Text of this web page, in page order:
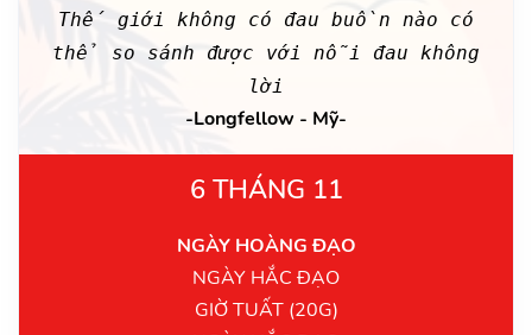
Thế giới không có đau buồn nào có
thể so sánh được với nỗi đau không
lời
-Longfellow - Mỹ-
6 THÁNG 11
NGÀY HOÀNG ĐẠO
NGÀY HẮC ĐẠO
GIỜ TUẤT (20G)